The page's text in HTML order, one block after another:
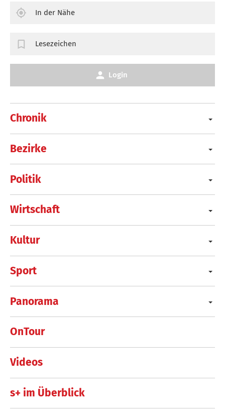
Chronik
Bezirke
Politik
Wirtschaft
Kultur
Sport
Panorama
OnTour
Videos
s+ im Überblick
In der Nähe
Lesezeichen
Login